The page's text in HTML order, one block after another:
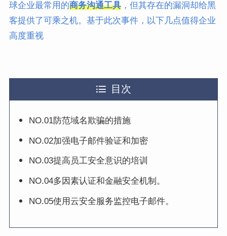
球企业最常用的商务沟通工具，但其存在的漏洞却给黑
客提供了可乘之机。基于此次事件，以下几点值得企业
高度重视
目次
NO.01防范域名欺骗的措施
NO.02加强电子邮件验证和加密
NO.03提高员工安全意识的培训
NO.04多因素认证和金融安全机制。
NO.05使用云安全服务监控电子邮件。